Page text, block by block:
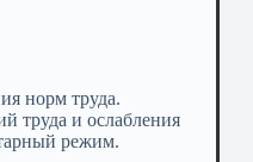
норм труда.
труда и ослабления
режим.